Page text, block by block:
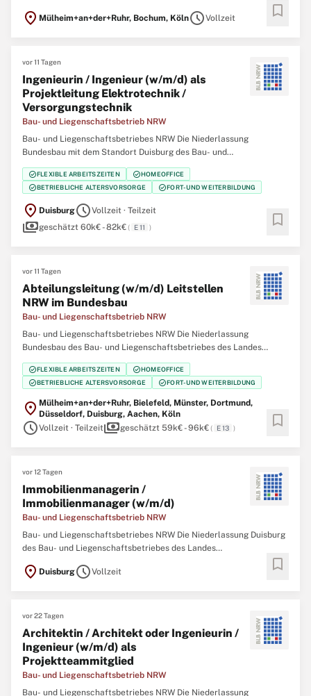
Sozialversicherung von morgen – Studieren Sie mit Vision! Die BG
location_on Mülheim+an+der+Ruhr, Bochum, KölnscheduleVollzeit bookmark
vor 11 Tagen
Ingenieurin / Ingenieur (w/m/d) als
Projektleitung Elektrotechnik /
Versorgungstechnik
Bau- und Liegenschaftsbetrieb NRW
Bau- und Liegenschaftsbetriebes NRW Die Niederlassung
Bundesbau mit dem Standort Duisburg des Bau- und
Liegenschaftsbetriebes des Landes Nordrhein‑Westfalen (BLB
NRW) sucht zum nächstmöglichen Zeitpunkt eine/einen Ingenieurin
/ Ingenieur (w/m/d) als Projektleitung Elektrotechnik /
check_circleFLEXIBLE ARBEITSZEITEN check_circleHOMEOFFICE
check_circleBETRIEBLICHE ALTERSVORSORGE check_circleFORT- UND WEITERBILDUNG
location_on DuisburgscheduleVollzeit · Teilzeit
paymentsgeschätzt 60k€ - 82k€( E 11 ) bookmark
vor 11 Tagen
Abteilungsleitung (w/m/d) Leitstellen
NRW im Bundesbau
Bau- und Liegenschaftsbetrieb NRW
Bau- und Liegenschaftsbetriebes NRW Die Niederlassung
Bundesbau des Bau- und Liegenschaftsbetriebes des Landes
Nordrhein‑Westfalen (BLB NRW) sucht zum nächstmöglichen
Zeitpunkt eine Abteilungsleitung (w/m/d) Leitstellen NRW im
Bundesbau Der Bau- und Liegenschaftsbetrieb NRW ist Eigentümer,
check_circleFLEXIBLE ARBEITSZEITEN check_circleHOMEOFFICE
check_circleBETRIEBLICHE ALTERSVORSORGE check_circleFORT- UND WEITERBILDUNG
location_on Mülheim+an+der+Ruhr, Bielefeld, Münster, Dortmund,
Düsseldorf, Duisburg, Aachen, Köln
scheduleVollzeit · Teilzeitpaymentsgeschätzt 59k€ - 96k€( E 13 ) bookmark
vor 12 Tagen
Immobilienmanagerin /
Immobilienmanager (w/m/d)
Bau- und Liegenschaftsbetrieb NRW
Bau- und Liegenschaftsbetriebes NRW Die Niederlassung Duisburg
des Bau- und Liegenschaftsbetriebes des Landes
Zeitpunkt eine/einen Immobilienmanagerin / Immobilienmanager
location_on DuisburgscheduleVollzeit bookmark
vor 22 Tagen
Architektin / Architekt oder Ingenieurin /
Ingenieur (w/m/d) als
Projektteammitglied
Bau- und Liegenschaftsbetrieb NRW
Bau- und Liegenschaftsbetriebes NRW Die Niederlassung